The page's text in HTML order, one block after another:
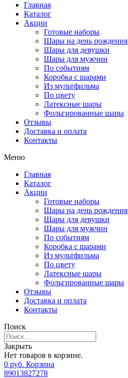
Главная
Каталог
Акции
Готовые наборы
Шары на день рождения
Шары для девушки
Шары для мужчин
По событиям
Коробка с шарами
Из мультфильма
По цвету
Латексные шары
Фольгированные шары
Отзывы
Доставка и оплата
Контакты
Меню
Главная
Каталог
Акции
Готовые наборы
Шары на день рождения
Шары для девушки
Шары для мужчин
По событиям
Коробка с шарами
Из мультфильма
По цвету
Латексные шары
Фольгированные шары
Отзывы
Доставка и оплата
Контакты
Поиск
Закрыть
Нет товаров в корзине.
0 руб. Корзина
89013827278